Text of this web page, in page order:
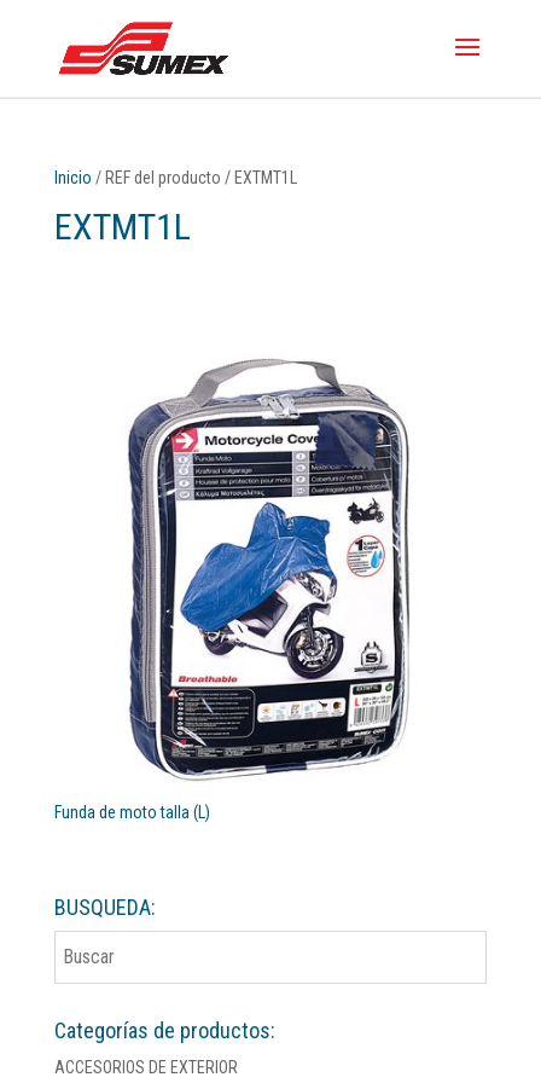
Inicio / REF del producto / EXTMT1L
EXTMT1L
Funda de moto talla (L)
BUSQUEDA:
Categorías de productos:
ACCESORIOS DE EXTERIOR